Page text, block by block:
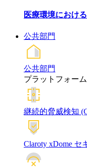
医療環境におけ
公共部門
公共部門
プラットフォーム
継続的脅威検知
Claroty xDome セ